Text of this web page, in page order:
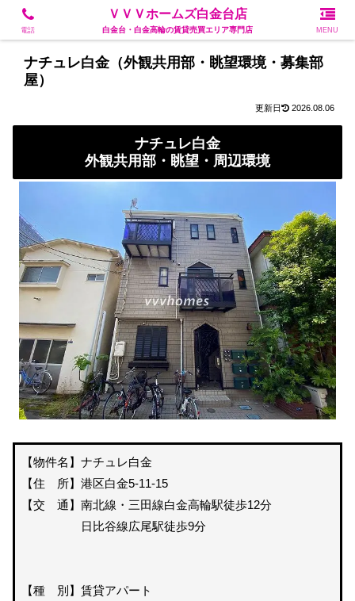
ナチュレ白金（外観共用部・眺望環境・募集部
屋）
2026.08.06
ナチュレ白金
外観共用部・眺望・周辺環境
【物件名】ナチュレ白金
【住 所】港区白金5-11-15
【交 通】南北線・三田線白金高輪駅徒歩12分
日比谷線広尾駅徒歩9分
【種 別】賃貸アパート
電話
ＶＶＶホームズ白金台店
白金台・白金高輪の賃貸売買エリア専門店 MENU